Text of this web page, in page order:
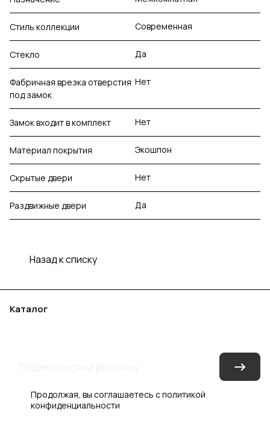
Стиль коллекции Современная
Стекло Да
Фабричная врезка отверстия
под замок
Нет
Замок входит в комплект Нет
Материал покрытия Экошпон
Скрытые двери Нет
Раздвижные двери Да
Назад к списку
Каталог
Продолжая, вы соглашаетесь сполитикой
конфиденциальности